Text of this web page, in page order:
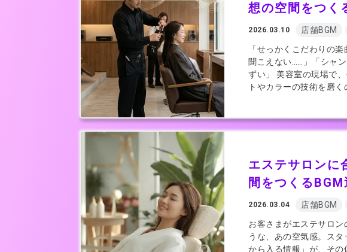
想の空間をつく
2026.03.10 店舗BGM
「せっかくこだわりの
聞こえない……」「シャ
ずい」 美容室の現場で
トやカラーの技術を磨く
エステサロンに
間をつくる
2026.03.04 店舗BGM
お客さまがエステサロ
うな、あの空気感。ス
から入る情報」が、そ